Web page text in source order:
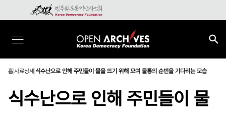
홈사료상세 식수난으로 인해 주민들이 물을 뜨기 위해 모여 물통의 순번을 기다리는 모습
식수난으로 인해 주민들이 물